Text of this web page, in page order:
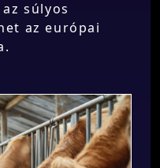
súlyos
az európai